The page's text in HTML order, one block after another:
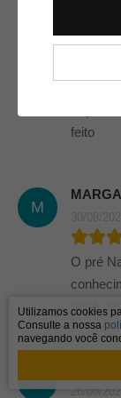
feito
M
O pré
bebê
M
Maria
26/08/
Utilizamos cookies
Consulte a nossa
navegando você